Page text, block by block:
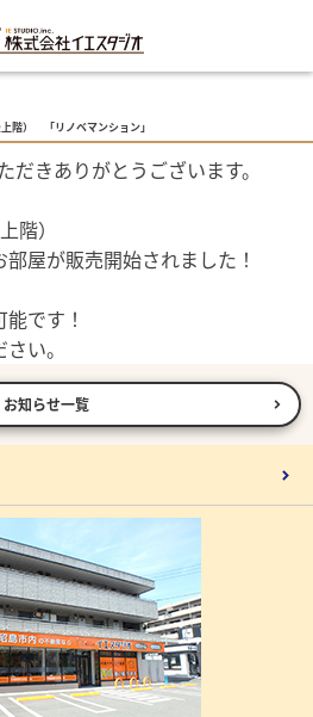
階） 「リノベマンション」
きありがとうございます。
階）
屋が販売開始されました！
です！
い。
お知らせ一覧